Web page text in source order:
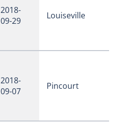
2018-
09-29
Louiseville
2018-
09-07
Pincourt